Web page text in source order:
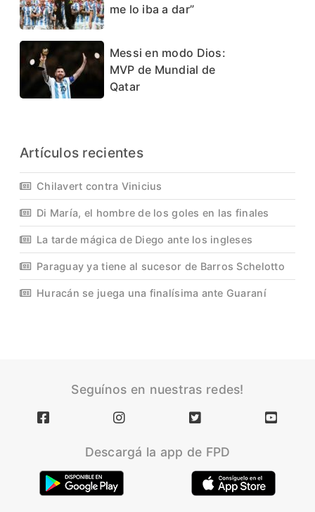
me lo iba a dar”
Messi en modo Dios:
MVP de Mundial de
Qatar
Artículos recientes
Chilavert contra Vinicius
Di María, el hombre de los goles en las finales
La tarde mágica de Diego ante los ingleses
Paraguay ya tiene al sucesor de Barros Schelotto
Huracán se juega una finalísima ante Guaraní
Seguínos en nuestras redes!
Descargá la app de FPD